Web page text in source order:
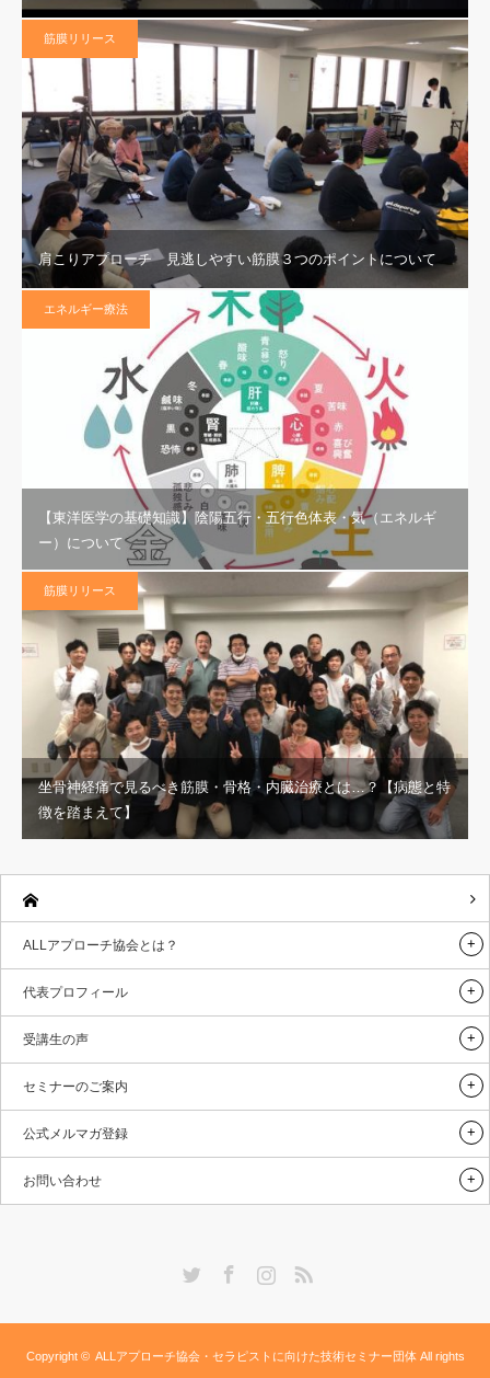
筋膜リリース
肩こりアプローチ 見逃しやすい筋膜３つのポイントについて
エネルギー療法
【東洋医学の基礎知識】陰陽五行・五行色体表・気（エネルギ
ー）について
筋膜リリース
坐骨神経痛で見るべき筋膜・骨格・内臓治療とは…？【病態と特
徴を踏まえて】
ALLアプローチ協会とは？
代表プロフィール
受講生の声
セミナーのご案内
公式メルマガ登録
お問い合わせ
RSS
Copyright © ALLアプローチ協会・セラピストに向けた技術セミナー団体All rights